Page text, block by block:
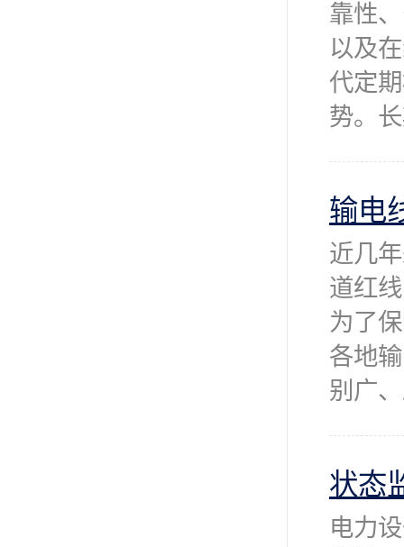
靠性
以及
代定
势。
输电
近几
道红
为了
各地
别广
状态
电力